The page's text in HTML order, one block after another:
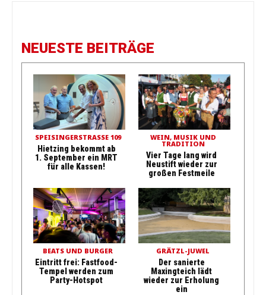
NEUESTE BEITRÄGE
SPEISINGERSTRASSE 109
Hietzing bekommt ab
1. September ein MRT
für alle Kassen!
WEIN, MUSIK UND
TRADITION
Vier Tage lang wird
Neustift wieder zur
großen Festmeile
BEATS UND BURGER
Eintritt frei: Fastfood-
Tempel werden zum
Party-Hotspot
GRÄTZL-JUWEL
Der sanierte
Maxingteich lädt
wieder zur Erholung
ein